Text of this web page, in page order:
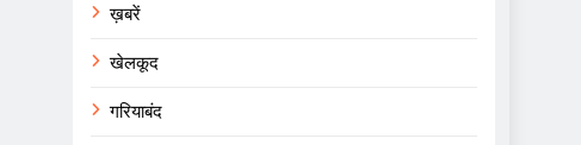
ख़बरें
खेलकूद
गरियाबंद